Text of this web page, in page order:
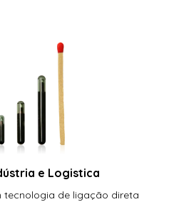
e Logistica
de ligação direta